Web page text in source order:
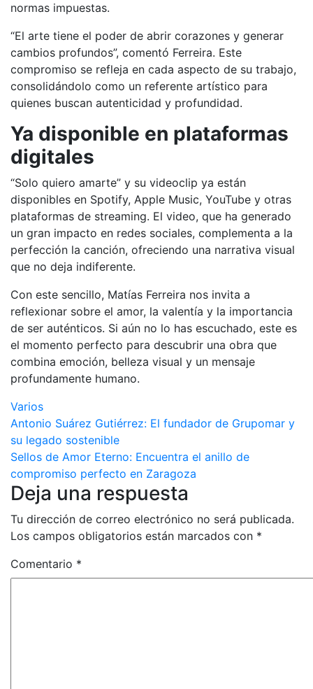
normas impuestas.
“El arte tiene el poder de abrir corazones y generar
cambios profundos”, comentó Ferreira. Este
compromiso se refleja en cada aspecto de su trabajo,
consolidándolo como un referente artístico para
quienes buscan autenticidad y profundidad.
Ya disponible en plataformas
digitales
“Solo quiero amarte” y su videoclip ya están
disponibles en Spotify, Apple Music, YouTube y otras
plataformas de streaming. El video, que ha generado
un gran impacto en redes sociales, complementa a la
perfección la canción, ofreciendo una narrativa visual
que no deja indiferente.
Con este sencillo, Matías Ferreira nos invita a
reflexionar sobre el amor, la valentía y la importancia
de ser auténticos. Si aún no lo has escuchado, este es
el momento perfecto para descubrir una obra que
combina emoción, belleza visual y un mensaje
profundamente humano.
Varios
Navegación
de
entradas
Antonio Suárez Gutiérrez: El fundador de Grupomar y
su legado sostenible
Sellos de Amor Eterno: Encuentra el anillo de
compromiso perfecto en Zaragoza
Deja una respuesta
Tu dirección de correo electrónico no será publicada.
Los campos obligatorios están marcados con *
Comentario *